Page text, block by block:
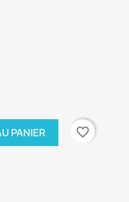
PANIER favorite_border